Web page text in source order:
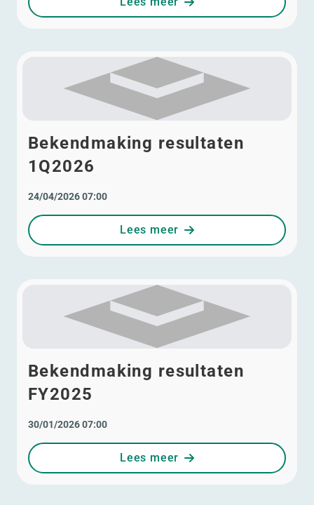
Bekendmaking resultaten
1Q2026
24/04/2026 07:00
Lees meer
Bekendmaking resultaten
FY2025
30/01/2026 07:00
Lees meer